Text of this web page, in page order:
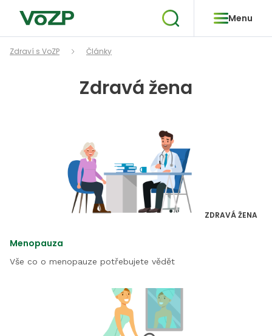
Menu
Zdraví s VoZP Články
Zdravá žena
ZDRAVÁ ŽENA
Menopauza
Vše co o menopauze potřebujete vědět